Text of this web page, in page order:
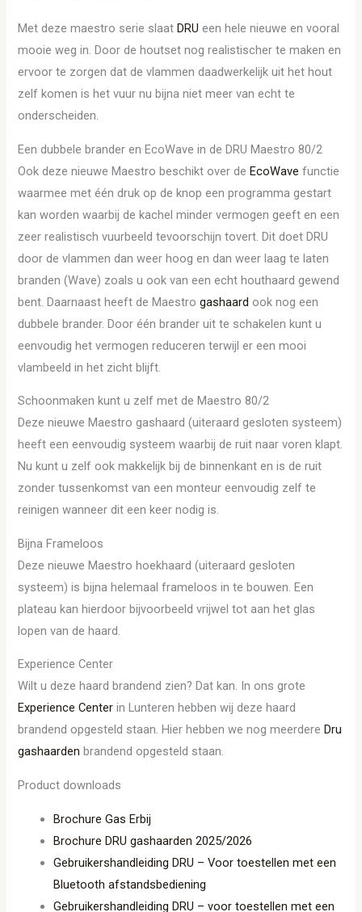
Met deze maestro serie slaatDRU een hele nieuwe en vooral
mooie weg in. Door de houtset nog realistischer te maken en
ervoor te zorgen dat de vlammen daadwerkelijk uit het hout
zelf komen is het vuur nu bijna niet meer van echt te
onderscheiden.
Een dubbele brander en EcoWave in de DRU Maestro 80/2
Ook deze nieuwe Maestro beschikt over deEcoWave functie
waarmee met één druk op de knop een programma gestart
kan worden waarbij de kachel minder vermogen geeft en een
zeer realistisch vuurbeeld tevoorschijn tovert. Dit doet DRU
door de vlammen dan weer hoog en dan weer laag te laten
branden (Wave) zoals u ook van een echt houthaard gewend
bent. Daarnaast heeft de Maestrogashaard ook nog een
dubbele brander. Door één brander uit te schakelen kunt u
eenvoudig het vermogen reduceren terwijl er een mooi
vlambeeld in het zicht blijft.
Schoonmaken kunt u zelf met de Maestro 80/2
Deze nieuwe Maestro gashaard (uiteraard gesloten systeem)
heeft een eenvoudig systeem waarbij de ruit naar voren klapt.
Nu kunt u zelf ook makkelijk bij de binnenkant en is de ruit
zonder tussenkomst van een monteur eenvoudig zelf te
reinigen wanneer dit een keer nodig is.
Bijna Frameloos
Deze nieuwe Maestro hoekhaard (uiteraard gesloten
systeem) is bijna helemaal frameloos in te bouwen. Een
plateau kan hierdoor bijvoorbeeld vrijwel tot aan het glas
lopen van de haard.
Experience Center
Wilt u deze haard brandend zien? Dat kan. In ons grote
Experience Center in Lunteren hebben wij deze haard
brandend opgesteld staan. Hier hebben we nog meerdere Dru
gashaarden brandend opgesteld staan.
Product downloads
Brochure Gas Erbij
Brochure DRU gashaarden 2025/2026
Gebruikershandleiding DRU – Voor toestellen met een
Bluetooth afstandsbediening
Gebruikershandleiding DRU – voor toestellen met een